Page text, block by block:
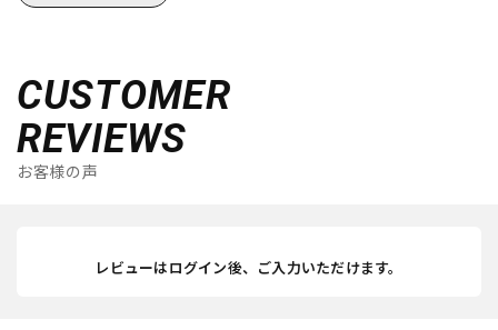
CUSTOMER
REVIEWS
お客様の声
レビューはログイン後、ご入力いただけます。